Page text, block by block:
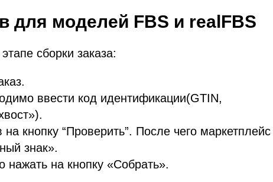
для моделей FBS и realFBS
сборки заказа:
ввести код идентификации(GTIN,
кнопку “Проверить”. После чего маркетплейс
знак».
нажать на кнопку «Собрать».